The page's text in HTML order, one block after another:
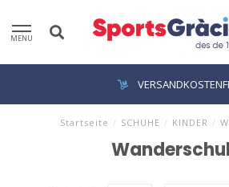
MENU
Startseite / SCHUHE / KINDER /